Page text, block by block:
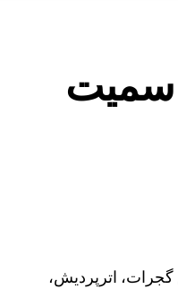
سمیت
اترپردیش،